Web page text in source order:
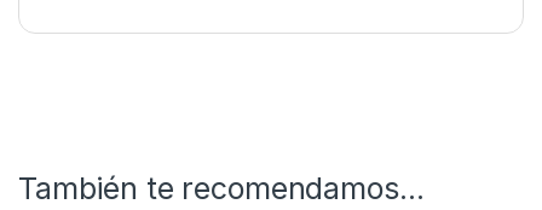
También te recomendamos…